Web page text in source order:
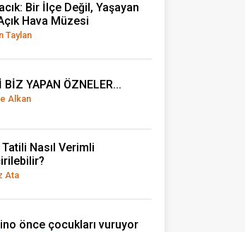
Bir İlçe Değil, Yaşayan
Hava Müzesi
Taylan
BİZ YAPAN ÖZNELER...
Alkan
Nasıl Verimli
Ata
önce çocukları vuruyor